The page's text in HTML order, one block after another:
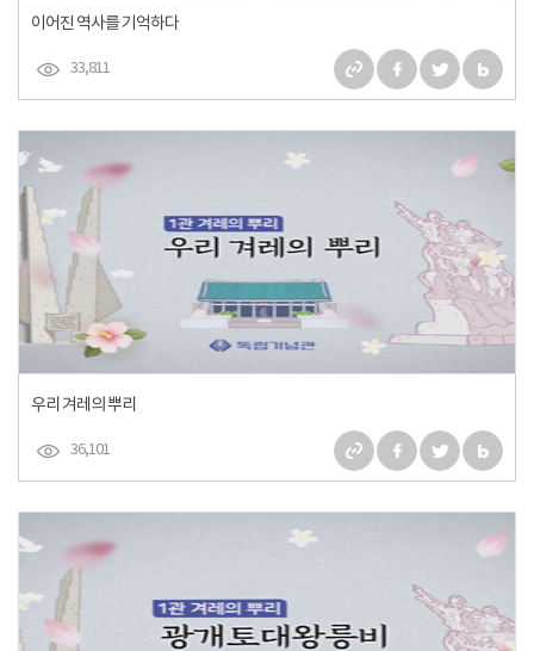
이어진 역사를 기억하다
33,811
우리 겨레의 뿌리
36,101